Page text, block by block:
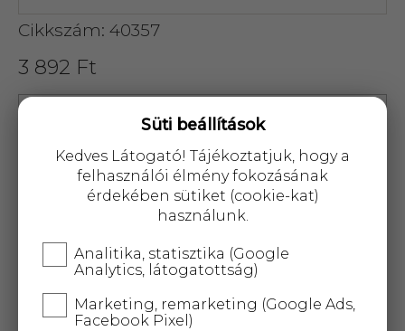
Cikkszám: 40357
3 892 Ft
KOSÁRBA
AROMAX MENTOLKRISTÁLY: A mentolkristály
intenzív, hűs, mentolos illatot áraszt, kellemesen
Süti beállítások
Kedves Látogató! Tájékoztatjuk, hogy a
felhasználói élmény fokozásának
érdekében sütiket (cookie-kat)
használunk.
Analitika, statisztika (Google
Analytics, látogatottság)
Marketing, remarketing (Google Ads,
Facebook Pixel)